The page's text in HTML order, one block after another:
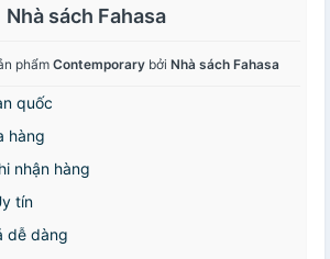
Nhà sách Fahasa
phẩmContemporary bởi Nhà sách Fahasa
quốc
hàng
nhận hàng
tín
dễ dàng